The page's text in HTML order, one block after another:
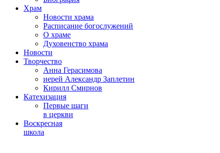
Храм
Новости храма
Расписание богослужений
О храме
Духовенство храма
Новости
Творчество
Анна Герасимова
иерей Александр Заплетин
Кирилл Смирнов
Катехизация
Первые шаги
в церкви
Воскресная
школа